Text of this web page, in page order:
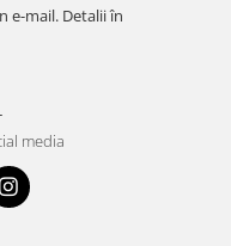
e-mail. Detalii în
media